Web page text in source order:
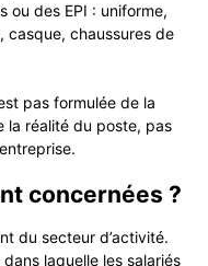
ou des EPI : uniforme,
casque, chaussures de
pas formulée de la
la réalité du poste, pas
concernées ?
du secteur d’activité.
laquelle les salariés